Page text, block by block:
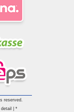
reserved.
detail | *